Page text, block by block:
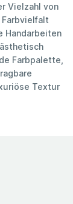
Vielzahl von
Farbvielfalt
Handarbeiten
Farbpalette,
Textur